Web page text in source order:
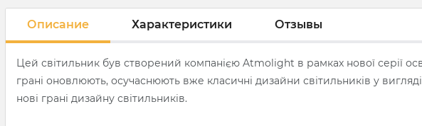
Описание Характеристики Отзывы
Цей світильник був створений компанією Atmolight в рамках нової серії
грані оновлюють, осучаснюють вже класичні дизайни світильників у
нові грані дизайну світильників.